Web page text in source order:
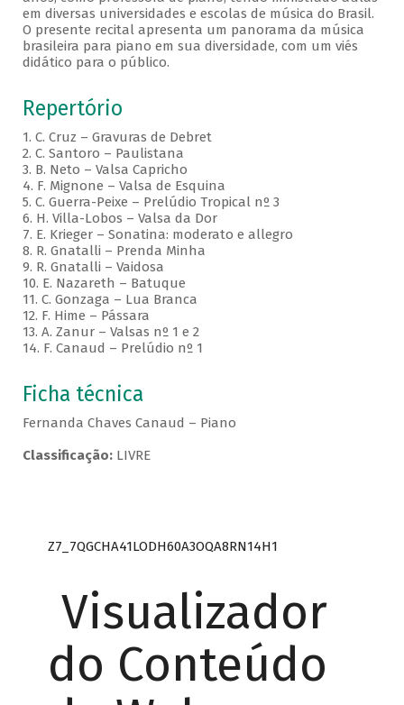
em diversas universidades e escolas de música do Brasil.
O presente recital apresenta um panorama da música
brasileira para piano em sua diversidade, com um viés
didático para o público.
Repertório
1. C. Cruz – Gravuras de Debret
2. C. Santoro – Paulistana
3. B. Neto – Valsa Capricho
4. F. Mignone – Valsa de Esquina
5. C. Guerra-Peixe – Prelúdio Tropical nº 3
6. H. Villa-Lobos – Valsa da Dor
7. E. Krieger – Sonatina: moderato e allegro
8. R. Gnatalli – Prenda Minha
9. R. Gnatalli – Vaidosa
10. E. Nazareth – Batuque
11. C. Gonzaga – Lua Branca
12. F. Hime – Pássara
13. A. Zanur – Valsas nº 1 e 2
14. F. Canaud – Prelúdio nº 1
Ficha técnica
Fernanda Chaves Canaud – Piano
Classificação:LIVRE
Z7_7QGCHA41LODH60A3OQA8RN14H1
Visualizador
do Conteúdo